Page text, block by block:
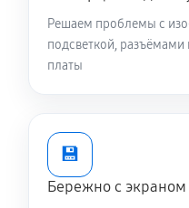
Решаем проблемы с
подсветкой,
платы
💾
Бережно с